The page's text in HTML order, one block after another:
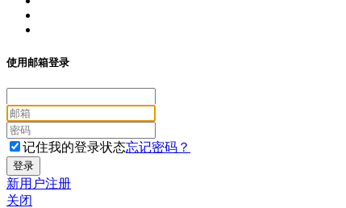
使用邮箱登录
记住我的登录状态忘记密码？
新用户注册
关闭